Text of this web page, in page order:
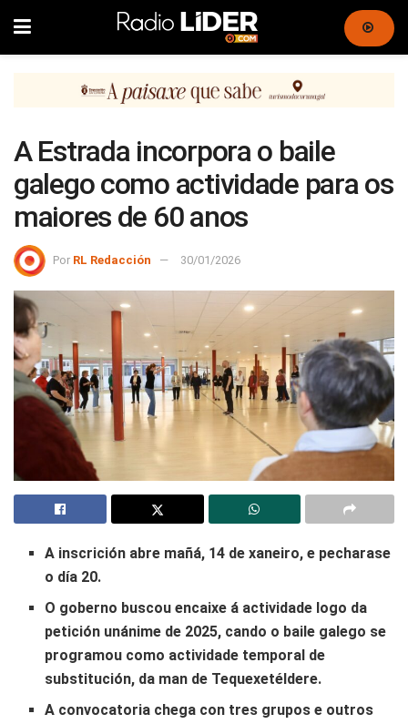
A Estrada incorpora o baile
galego como actividade para os
maiores de 60 anos
Por RL Redacción 30/01/2026
A inscrición abre mañá, 14 de xaneiro, e pecharase
o día 20.
O goberno buscou encaixe á actividade logo da
petición unánime de 2025, cando o baile galego se
programou como actividade temporal de
substitución, da man de Tequexetéldere.
A convocatoria chega con tres grupos e outros